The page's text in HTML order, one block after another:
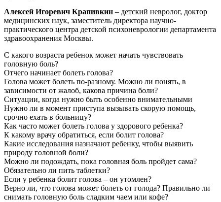
Алексей Игоревич Крапивкин – детский невролог, доктор
медицинских наук, заместитель директора научно-
практического центра детской психоневрологии департамента
здравоохранения Москвы.
С какого возраста ребенок может начать чувствовать
головную боль?
Отчего начинает болеть голова?
Голова может болеть по-разному. Можно ли понять, в
зависимости от жалоб, какова причина боли?
Ситуации, когда нужно быть особенно внимательными
Нужно ли в момент приступа вызывать скорую помощь,
срочно ехать в больницу?
Как часто может болеть голова у здорового ребенка?
К какому врачу обратиться, если болит голова?
Какие исследования назначают ребенку, чтобы выявить
природу головной боли?
Можно ли подождать, пока головная боль пройдет сама?
Обязательно ли пить таблетки?
Если у ребенка болит голова – он утомлен?
Верно ли, что голова может болеть от голода? Правильно ли
снимать головную боль сладким чаем или кофе?